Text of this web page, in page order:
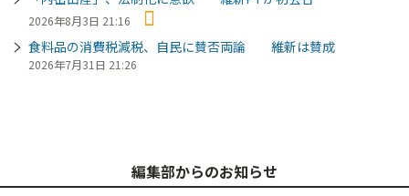
2026年8月3日 21:16
食料品の消費税減税、自民に賛否両論 維新は賛成
2026年7月31日 21:26
編集部からのお知らせ